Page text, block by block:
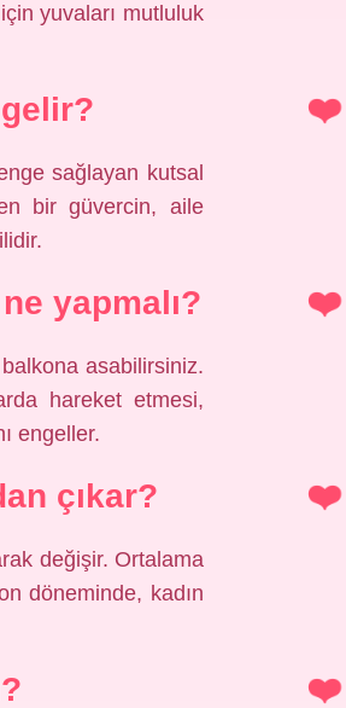
yuvaları mutluluk
sağlayan kutsal
bir güvercin, aile
yapmalı?
asabilirsiniz.
hareket etmesi,
engeller.
çıkar?
değişir. Ortalama
döneminde, kadın